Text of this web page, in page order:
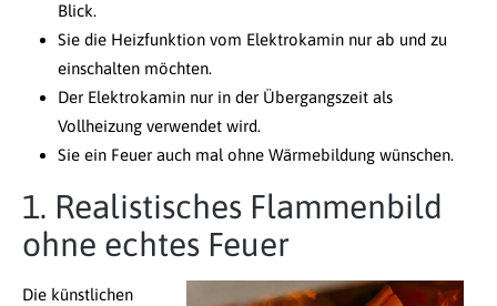
Blick.
Sie die Heizfunktion vom Elektrokamin nur ab und zu
einschalten möchten.
Der Elektrokamin nur in der Übergangszeit als
Vollheizung verwendet wird.
Sie ein Feuer auch mal ohne Wärmebildung wünschen.
1. Realistisches Flammenbild
ohne echtes Feuer
Die künstlichen